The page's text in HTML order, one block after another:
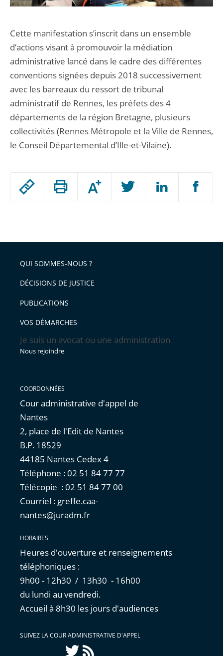
Passer
arriver
après
Augmenter
ou
l'article
pour
avant
Cette manifestation s’inscrit dans un ensemble
d’actions visant à promouvoir la médiation
administrative lancé dans le cadre des différentes
conventions signées depuis 2018 successivement
avec les barreaux du ressort de tribunal
administratif de Rennes, les préfets des 4
départements de la région Bretagne, plusieurs
collectivités (Rennes Métropole et la Ville de Rennes,
le Conseil Départemental d’Ille-et-Vilaine).
QUI SOMMES-NOUS ?
DÉCISIONS DE JUSTICE
PUBLICATIONS
VOS DÉMARCHES
Je suis un avocat ou une administration
Nous rejoindre
COORDONNÉES
Cour administrative d'appel de
Nantes
2, place de l'Edit de Nantes
B.P. 18529
44185 Nantes Cedex 4
Téléphone : 02 51 84 77 77
Télécopie : 02 51 84 77 00
Courriel : greffe.caa-
nantes@juradm.fr
HORAIRES
Heures d'ouverture et renseignements
téléphoniques :
9h00 - 12h30 / 13h30 - 16h00
du lundi au vendredi.
Accueil à 8h30 les jours d'audiences
SUIVEZ LA COUR ADMINISTRATIVE D'APPEL
Twitter
Flux